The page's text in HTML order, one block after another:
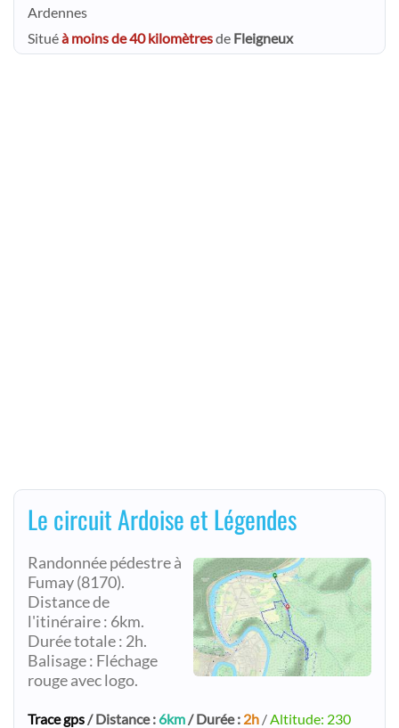
Ardennes
Situéà moins de 40 kilomètresde Fleigneux
Le circuit Ardoise et Légendes
Randonnée pédestre à
Fumay (8170).
Distance de
l'itinéraire : 6km.
Durée totale : 2h.
Balisage : Fléchage
rouge avec logo.
Trace gps/ Distance : 6km/ Durée : 2h /Altitude: 230